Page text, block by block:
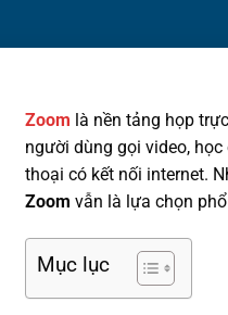
Zoom là nền tảng họp
người dùng gọi video,
thoại có kết nối internet.
Zoom vẫn là lựa chọn
Mục lục